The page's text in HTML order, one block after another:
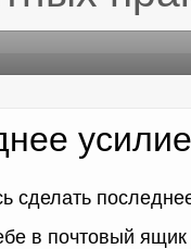
усилие
сделать
в почтовый ящик